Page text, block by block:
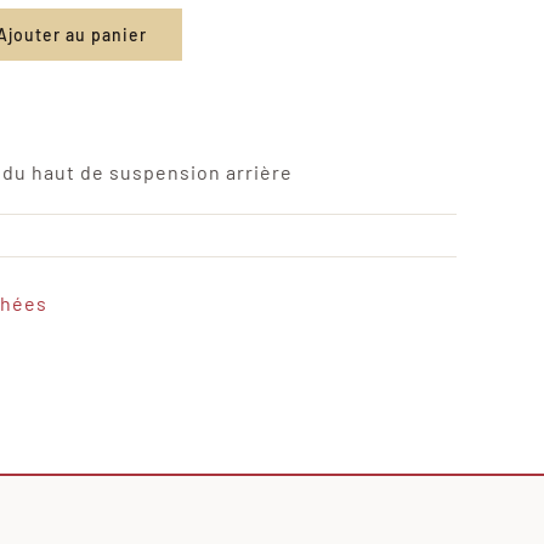
au panier
du haut de suspension arrière